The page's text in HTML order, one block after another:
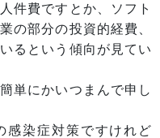
件費ですとか、ソフト
の部分の投資的経費、
るという傾向が見てい
単にかいつまんで申し
染症対策ですけれど